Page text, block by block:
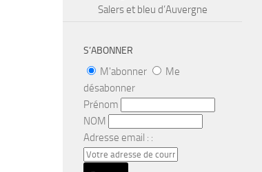
Salers et bleu d’Auvergne
S’ABONNER
M'abonner
Me
désabonner
Prénom
NOM
Adresse email : :